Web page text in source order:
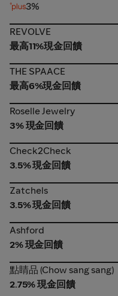
3%
REVOLVE
REVOLVE
最高11%現金回饋
THE SPAACE
THE SPAACE
最高6%現金回饋
Roselle Jewelry
Roselle Jewelry
3% 現金回饋
Check2Check
Check2Check
3.5% 現金回饋
Zatchels
Zatchels
3.5% 現金回饋
Ashford
Ashford
2% 現金回饋
點睛品 (Chow sang sang)
點睛品 (Chow sang sang)
2.75% 現金回饋